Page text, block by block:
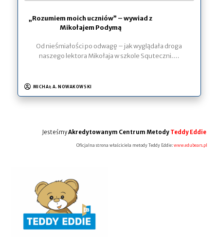
„Rozumiem moich uczniów” – wywiad z
Mikołajem Podymą
Od nieśmiałości po odwagę – jak wyglądała droga
naszego lektora Mikołaja w szkole Squteczni.…
MICHAŁ A. NOWAKOWSKI
JesteśmyAkredytowanym Centrum Metody Teddy Eddie
Oficjalna strona właściciela metody Teddy Eddie: www.edubears.pl